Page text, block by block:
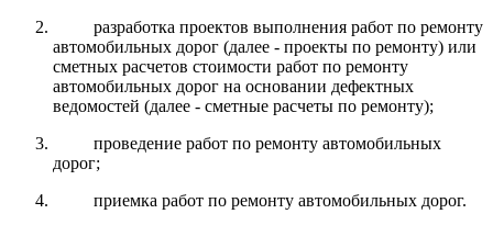
разработка проектов выполнения работ по ремонту
автомобильных дорог (далее - проекты по ремонту) или
сметных расчетов стоимости работ по ремонту
автомобильных дорог на основании дефектных
ведомостей (далее - сметные расчеты по ремонту);
проведение работ по ремонту автомобильных
дорог;
приемка работ по ремонту автомобильных дорог.